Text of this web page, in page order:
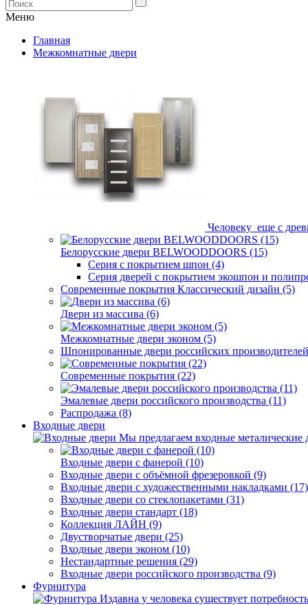
Меню
Главная
Межкомнатные двери
Человеку еще с
Белорусские двери BELWOODDOORS (15)
Серия с покрытием шпон (4)
Серия дверей с покрытием экошпон и
Современные покрытия Классический дизайн (5)
Двери из массива (6)
Межкомнатные двери эконом (5)
Шпонированные двери российских
Современные покрытия (22)
Эмалевые двери российского производства (11)
Распродажа (8)
Входные двери
Мы предлагаем входные металические
Входные двери с фанерой (10)
Входные двери с объёмной фрезеровкой (9)
Входные двери с художественными накладками (17)
Входные двери со стеклопакетами (31)
Входные двери стандарт (18)
Коллекция ЛАЙН (9)
Двустворчатые двери (25)
Входные двери эконом (10)
Нестандартные решения (29)
Входные двери российского производства (9)
Фурнитура
Издавна у человека существует